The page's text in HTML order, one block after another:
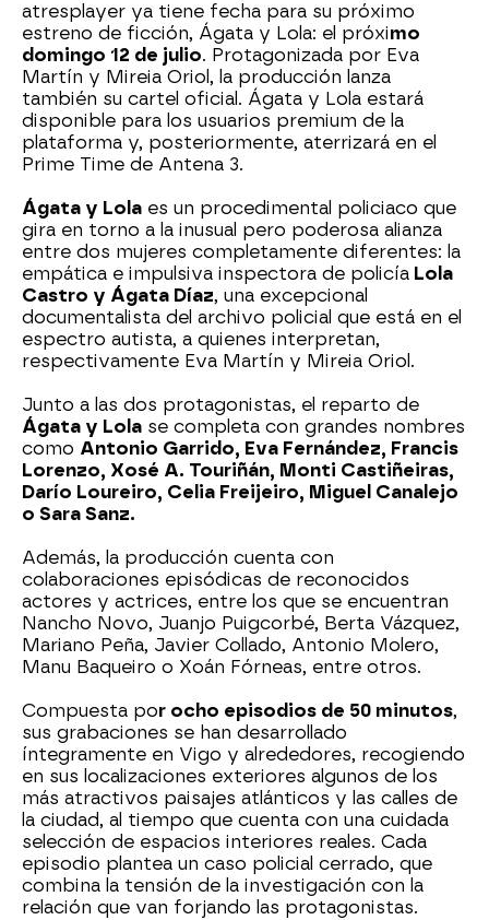
atresplayer ya tiene fecha para su próximo
estreno de ficción, Ágata y Lola: el próximo
domingo 12 de julio. Protagonizada por Eva
Martín y Mireia Oriol, la producción lanza
también su cartel oficial. Ágata y Lola estará
disponible para los usuarios premium de la
plataforma y, posteriormente, aterrizará en el
Prime Time de Antena 3.
Ágata y Lola es un procedimental policiaco que
gira en torno a la inusual pero poderosa alianza
entre dos mujeres completamente diferentes: la
empática e impulsiva inspectora de policía Lola
Castro y Ágata Díaz, una excepcional
documentalista del archivo policial que está en el
espectro autista, a quienes interpretan,
respectivamente Eva Martín y Mireia Oriol.
Junto a las dos protagonistas, el reparto de
Ágata y Lola se completa con grandes nombres
como Antonio Garrido, Eva Fernández, Francis
Lorenzo, Xosé A. Touriñán, Monti Castiñeiras,
Darío Loureiro, Celia Freijeiro, Miguel Canalejo
o Sara Sanz.
Además, la producción cuenta con
colaboraciones episódicas de reconocidos
actores y actrices, entre los que se encuentran
Nancho Novo, Juanjo Puigcorbé, Berta Vázquez,
Mariano Peña, Javier Collado, Antonio Molero,
Manu Baqueiro o Xoán Fórneas, entre otros.
Compuesta por ocho episodios de 50 minutos,
sus grabaciones se han desarrollado
íntegramente en Vigo y alrededores, recogiendo
en sus localizaciones exteriores algunos de los
más atractivos paisajes atlánticos y las calles de
la ciudad, al tiempo que cuenta con una cuidada
selección de espacios interiores reales. Cada
episodio plantea un caso policial cerrado, que
combina la tensión de la investigación con la
relación que van forjando las protagonistas.